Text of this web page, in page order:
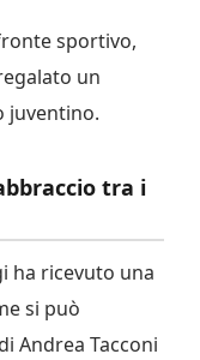
sportivo,
un
juventino.
tra i
ha ricevuto una
si può
Andrea Tacconi